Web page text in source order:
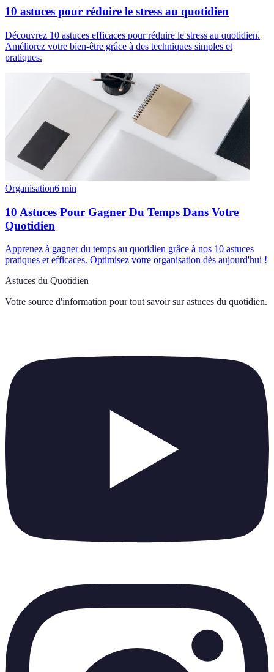
10 astuces pour réduire le stress au quotidien
Découvrez 10 astuces efficaces pour réduire le stress au quotidien.
Améliorez votre bien-être grâce à des techniques simples et
pratiques.
Organisation6 min
10 Astuces Pour Gagner Du Temps Dans Votre
Quotidien
Apprenez à gagner du temps au quotidien grâce à nos 10 astuces
pratiques et efficaces. Optimisez votre organisation dès aujourd'hui !
Astuces du Quotidien
Votre source d'information pour tout savoir sur astuces du quotidien.